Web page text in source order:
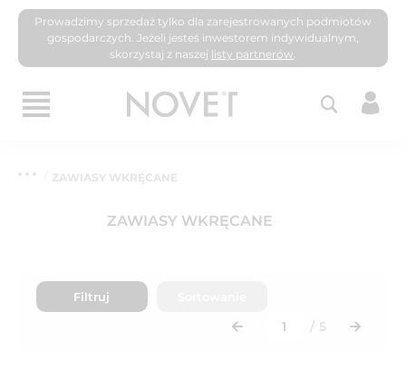
Prowadzimy sprzedaż tylko dla zarejestrowanych podmiotów
gospodarczych. Jeżeli jesteś inwestorem indywidualnym,
skorzystaj z naszej listy partnerów.
ZAWIASY WKRĘCANE
ZAWIASY WKRĘCANE
Filtruj
/ 5